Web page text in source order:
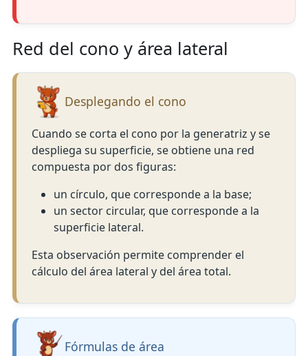
Red del cono y área lateral
Desplegando el cono
Cuando se corta el cono por la generatriz y se
despliega su superficie, se obtiene una red
compuesta por dos figuras:
un círculo, que corresponde a la base;
un sector circular, que corresponde a la
superficie lateral.
Esta observación permite comprender el
cálculo del área lateral y del área total.
Fórmulas de área